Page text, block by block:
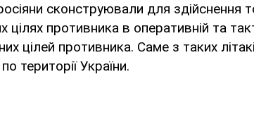
сконструювали для здійснення
цілях противника в оперативній та
цілей противника. Саме з таких
території України.